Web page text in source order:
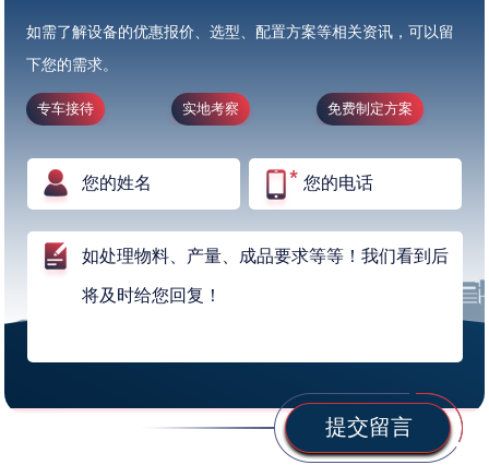
如需了解设备的优惠报价、选型、配置方案等相关资讯，可以留
下您的需求。
专车接待 实地考察 免费制定方案
提交留言